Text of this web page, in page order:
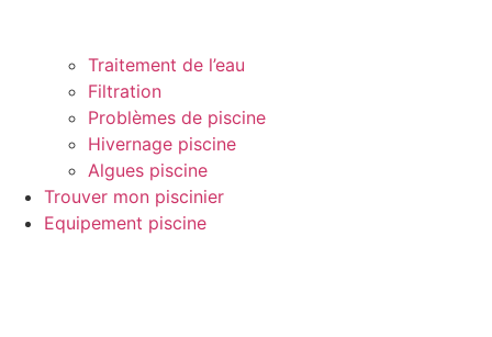
Traitement de l’eau
Filtration
Problèmes de piscine
Hivernage piscine
Algues piscine
Trouver mon piscinier
Equipement piscine